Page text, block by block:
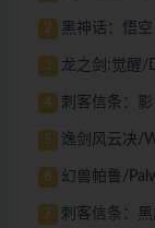
2 黑神话：悟空
3 龙之剑:觉醒/
4 刺客信条：影
5 逸剑风云决/
6 幻兽帕鲁/
7
刺客信条：黑